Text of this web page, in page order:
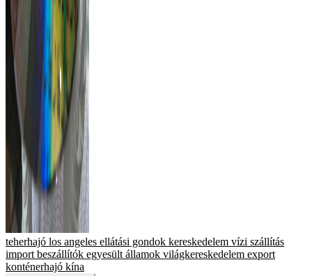
teherhajó los angeles ellátási gondok kereskedelem vízi szállítás
import beszállítók egyesült államok világkereskedelem export
konténerhajó kína